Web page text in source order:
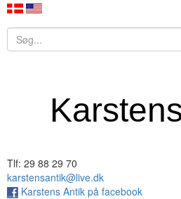
Tlf: 29 88 29 70
karstensantik@live.dk
Karstens Antik på facebook